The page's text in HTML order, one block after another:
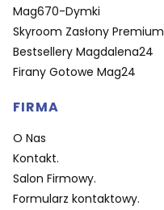
Mag670-Dymki
Skyroom Zasłony Premium
Bestsellery Magdalena24
Firany Gotowe Mag24
FIRMA
O Nas
Kontakt.
Salon Firmowy.
Formularz kontaktowy.